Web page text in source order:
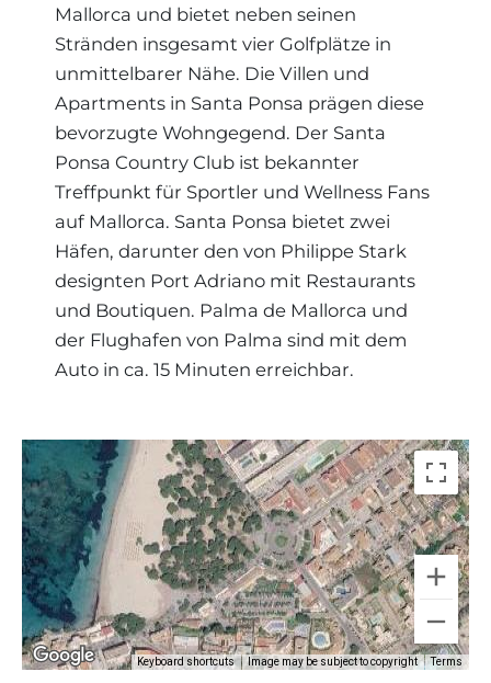
Region
Mallorca und bietet neben seinen
Stränden insgesamt vier Golfplätze in
unmittelbarer Nähe. Die Villen und
Apartments in Santa Ponsa prägen diese
bevorzugte Wohngegend. Der Santa
Ponsa Country Club ist bekannter
Treffpunkt für Sportler und Wellness Fans
auf Mallorca. Santa Ponsa bietet zwei
Häfen, darunter den von Philippe Stark
designten Port Adriano mit Restaurants
und Boutiquen. Palma de Mallorca und
der Flughafen von Palma sind mit dem
Auto in ca. 15 Minuten erreichbar.
Keyboard shortcuts Image may be subject to copyright Terms